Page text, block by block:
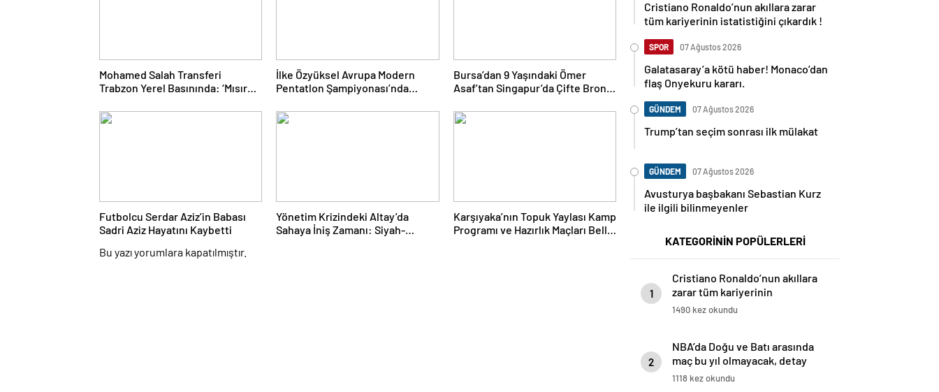
Mohamed Salah Transferi
Trabzon Yerel Basınında: ‘Mısır
İlke Özyüksel Avrupa Modern
Pentatlon Şampiyonası’nda
Bursa’dan 9 Yaşındaki Ömer
Asaf’tan Singapur’da Çifte Bronz
Futbolcu Serdar Aziz’in Babası
Sadri Aziz Hayatını Kaybetti
Yönetim Krizindeki Altay’da
Sahaya İniş Zamanı: Siyah-
Karşıyaka’nın Topuk Yaylası Kamp
Programı ve Hazırlık Maçları Belli
Bu yazı yorumlara kapatılmıştır.
Cristiano Ronaldo’nun akıllara zarar
tüm kariyerinin istatistiğini çıkardık !
SPOR 07 Ağustos 2026
Galatasaray’a kötü haber! Monaco’dan
flaş Onyekuru kararı.
GÜNDEM 07 Ağustos 2026
Trump’tan seçim sonrası ilk mülakat
GÜNDEM 07 Ağustos 2026
Avusturya başbakanı Sebastian Kurz
ile ilgili bilinmeyenler
KATEGORİNİN POPÜLERLERİ
1
Cristiano Ronaldo’nun akıllara
zarar tüm kariyerinin
istatistiğini çıkardık !
1490 kez okundu
2
NBA’da Doğu ve Batı arasında
maç bu yıl olmayacak, detay
haberimizde.
1118 kez okundu